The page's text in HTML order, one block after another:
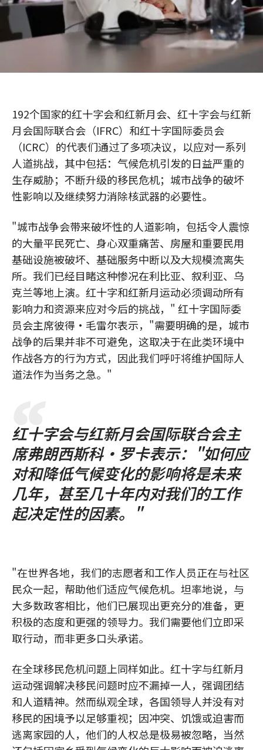
192个国家的红十字会和红新月会、红十字会与红新
月会国际联合会（IFRC）和红十字国际委员会
（ICRC）的代表们通过了多项决议，以应对一系列
人道挑战，其中包括：气候危机引发的日益严重的
生存威胁；不断升级的移民危机；城市战争的破坏
性影响以及继续努力消除核武器的必要性。
"城市战争会带来破坏性的人道影响，包括令人震惊
的大量平民死亡、身心双重痛苦、房屋和重要民用
基础设施被破坏、基础服务中断以及大规模流离失
所。我们已经目睹这种惨况在利比亚、叙利亚、乌
克兰等地上演。红十字和红新月运动必须调动所有
影响力和资源来应对今后的挑战，" 红十字国际委
员会主席彼得·毛雷尔表示，"需要明确的是，城市
战争的后果并非不可避免，这取决于在此类环境中
作战各方的行为方式，因此我们呼吁将维护国际人
道法作为当务之急。"
红十字会与红新月会国际联合会主
席弗朗西斯科·罗卡表示："如何应
对和降低气候变化的影响将是未来
几年，甚至几十年内对我们的工作
起决定性的因素。"
"在世界各地，我们的志愿者和工作人员正在与社区
民众一起，帮助他们适应气候危机。坦率地说，与
大多数政客相比，他们已展现出更充分的准备，更
积极的态度和更强的领导力。我们需要他们立即采
取行动，而非更多口头承诺。
在全球移民危机问题上同样如此。红十字与红新月
运动强调解决移民问题时应不漏掉一人，强调团结
和人道精神。然而纵观全球，各国领导人并没有对
移民的困境予以足够重视；因冲突、饥饿或迫害而
逃离家园的人，他们的人权总是极易被忽略，当然